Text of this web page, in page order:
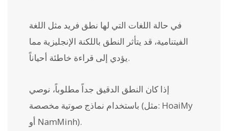
في حالة اللغات التي لها نطق فريد مثل اللغة
الفيتنامية، قد يتأثر النطق باللكنة الإنجليزية مما
يؤدي إلى قراءة خاطئة أحياناً.
إذا كان النطق الدقيق جداً مطلوباً، نوصي
باستخدام نماذج صوتية مخصصة (مثل: HoaiMy
أو NamMinh).